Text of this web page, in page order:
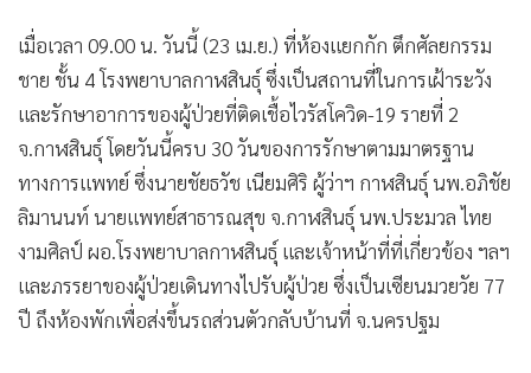
เมื่อเวลา 09.00 น. วันนี้ (23 เม.ย.) ที่ห้องแยกกัก ตึกศัลยกรรม
ชาย ชั้น 4 โรงพยาบาลกาฬสินธุ์ ซึ่งเป็นสถานที่ในการเฝ้าระวัง
และรักษาอาการของผู้ป่วยที่ติดเชื้อไวรัสโควิด-19 รายที่ 2
จ.กาฬสินธุ์ โดยวันนี้ครบ 30 วันของการรักษาตามมาตรฐาน
ทางการแพทย์ ซึ่งนายชัยธวัช เนียมศิริ ผู้ว่าฯ กาฬสินธุ์ นพ.อภิชัย
ลิมานนท์ นายแพทย์สาธารณสุข จ.กาฬสินธุ์ นพ.ประมวล ไทย
งามศิลป์ ผอ.โรงพยาบาลกาฬสินธุ์ และเจ้าหน้าที่ที่เกี่ยวข้อง ฯลฯ
และภรรยาของผู้ป่วยเดินทางไปรับผู้ป่วย ซึ่งเป็นเซียนมวยวัย 77
ปี ถึงห้องพักเพื่อส่งขึ้นรถส่วนตัวกลับบ้านที่ จ.นครปฐม